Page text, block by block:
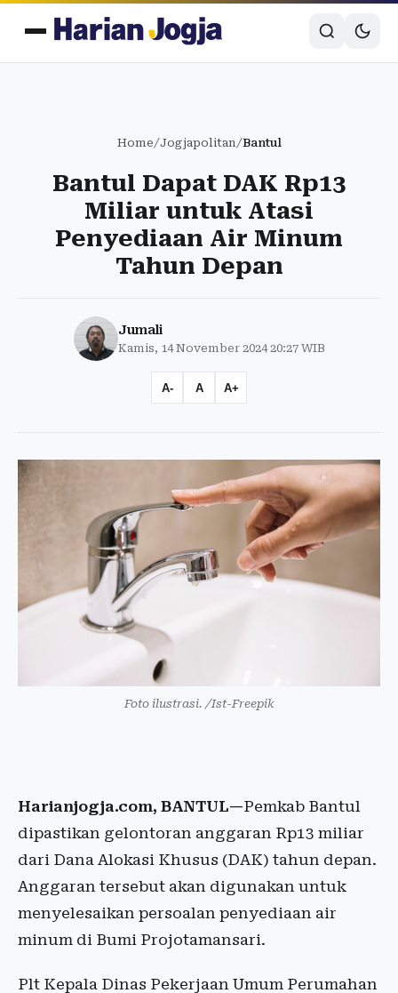
Home/Jogjapolitan/Bantul
Bantul Dapat DAK Rp13
Miliar untuk Atasi
Penyediaan Air Minum
Tahun Depan
Jumali
Kamis, 14 November 2024 20:27 WIB
A- A A+
Foto ilustrasi. /Ist-Freepik
Harianjogja.com, BANTUL—Pemkab Bantul
dipastikan gelontoran anggaran Rp13 miliar
dari Dana Alokasi Khusus (DAK) tahun depan.
Anggaran tersebut akan digunakan untuk
menyelesaikan persoalan penyediaan air
minum di Bumi Projotamansari.
Plt Kepala Dinas Pekerjaan Umum Perumahan